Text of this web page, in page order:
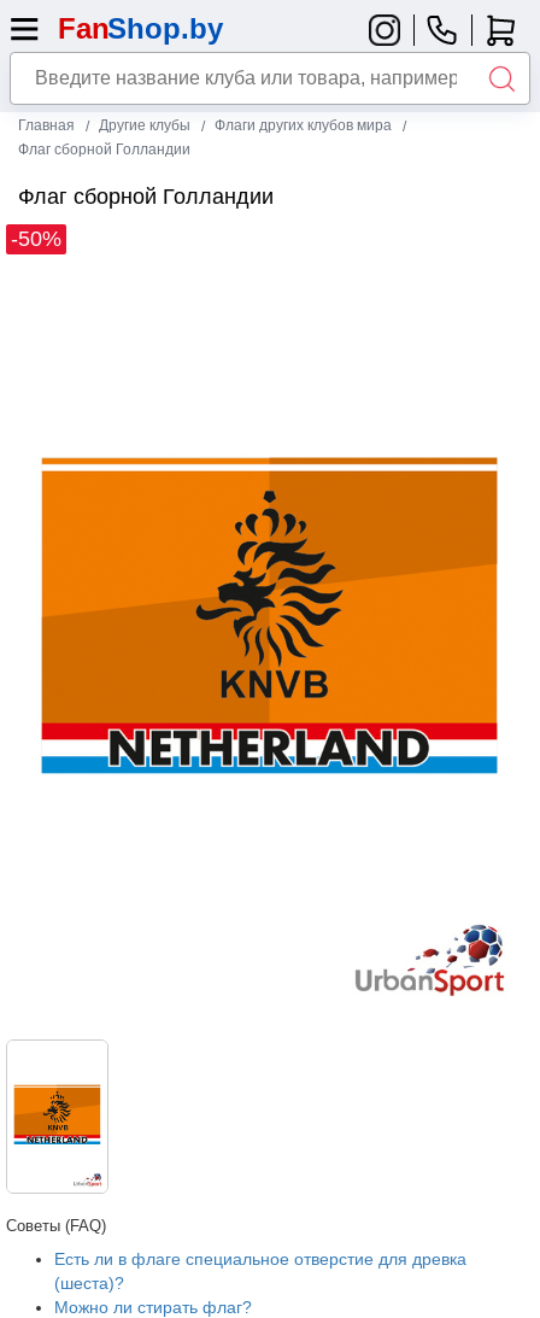
Главная Другие клубы
Флаги других клубов мира
Флаг сборной Голландии
Флаг сборной Голландии
-50%
Советы (FAQ)
Есть ли в флаге специальное отверстие для древка
(шеста)?
Можно ли стирать флаг?